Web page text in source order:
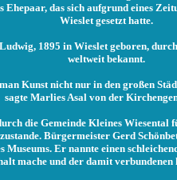
Ehepaar, das sich aufgrund eines
Wieslet gesetzt hatte.
1895 in Wieslet geboren,
weltweit bekannt.
Kunst nicht nur in den großen
sagte Marlies Asal von der
die Gemeinde Kleines Wiesental
Bürgermeister Gerd
Museums. Er nannte einen
mache und der damit